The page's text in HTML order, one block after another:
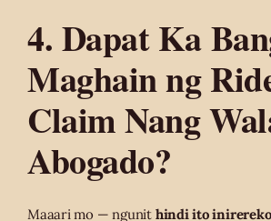
4. Dapat Ka
Maghain ng
Claim Nang
Abogado?
Maaari mo — ngunit hindi ito